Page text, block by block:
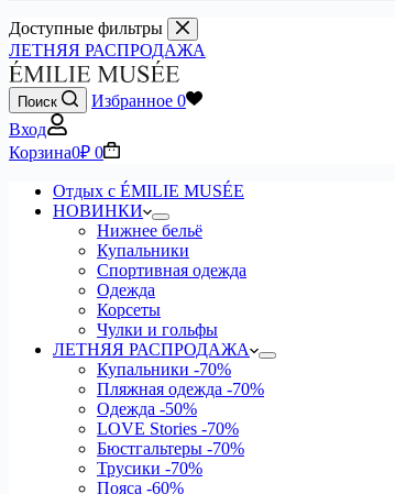
Доступные фильтры
ЛЕТНЯЯ РАСПРОДАЖА
Поиск Избранное 0
Вход
Корзина0₽ 0
Отдых с ÉMILIE MUSÉE
НОВИНКИ
Нижнее бельё
Купальники
Спортивная одежда
Одежда
Корсеты
Чулки и гольфы
ЛЕТНЯЯ РАСПРОДАЖА
Купальники -70%
Пляжная одежда -70%
Одежда -50%
LOVE Stories -70%
Бюстгальтеры -70%
Трусики -70%
Пояса -60%